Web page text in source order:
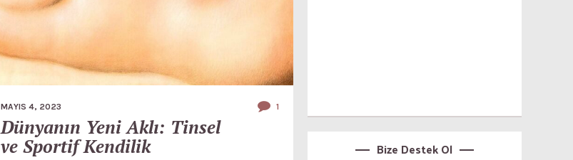
MAYIS 4, 2023 1
Dünyanın Yeni Aklı: Tinsel
ve Sportif Kendilik
Bize Destek Ol